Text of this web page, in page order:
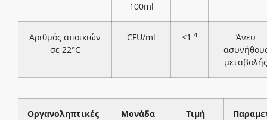
100ml
Αριθμός αποικιών
σε 22°C
CFU/ml <1 4
Άνευ
μεταβολής
Οργανοληπτικές
Μονάδα
Τιμή